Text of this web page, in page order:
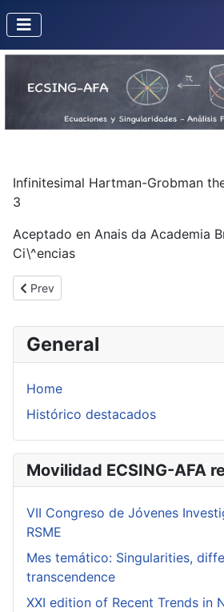
General
Home
Histórico destacados
Movilidad ECSING-AFA
VII Congreso de Jóvenes
RSME
Mes temático: Singularities,
transcendence
XXI edition of Recent Trends in
Infinitesimal Hartman-Grobman
3
Aceptado en Anais da Academia
Ci\^encias
Previous article: Elimination of
Prev